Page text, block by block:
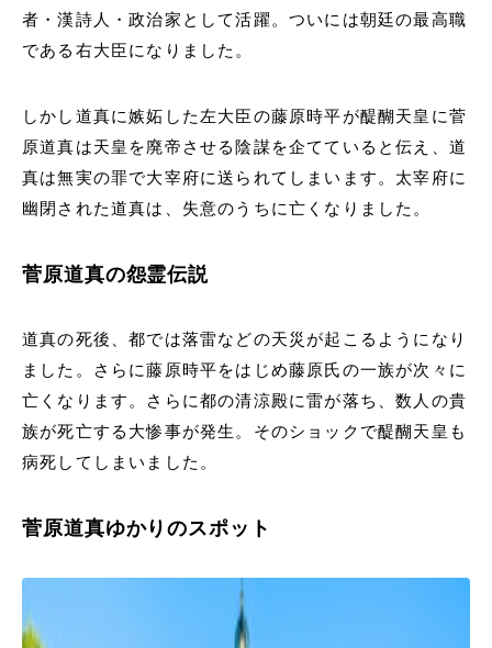
者・漢詩人・政治家として活躍。ついには朝廷の最高職
である右大臣になりました。
しかし道真に嫉妬した左大臣の藤原時平が醍醐天皇に菅
原道真は天皇を廃帝させる陰謀を企てていると伝え、道
真は無実の罪で大宰府に送られてしまいます。太宰府に
幽閉された道真は、失意のうちに亡くなりました。
菅原道真の怨霊伝説
道真の死後、都では落雷などの天災が起こるようになり
ました。さらに藤原時平をはじめ藤原氏の一族が次々に
亡くなります。さらに都の清涼殿に雷が落ち、数人の貴
族が死亡する大惨事が発生。そのショックで醍醐天皇も
病死してしまいました。
菅原道真ゆかりのスポット